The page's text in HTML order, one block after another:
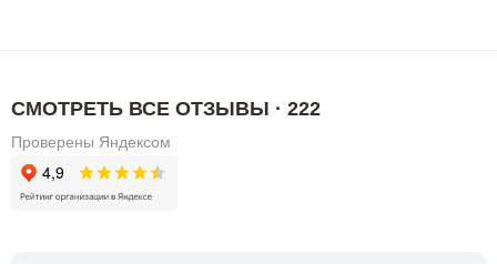
СМОТРЕТЬ ВСЕ ОТЗЫВЫ · 222
Проверены Яндексом